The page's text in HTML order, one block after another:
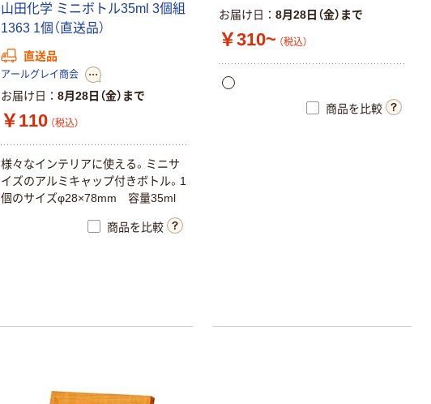
山田化学 ミニボトル35ml 3個組
1363 1個（直送品）
直送品
アールグレイ商会
お届け日 8月28日（金）まで
￥110 （税込）
様々なインテリアに使える。ミニサ
イズのアルミキャップ付きボトル。1
個のサイズφ28×78mm 容量35ml
商品を比較
お届け日 8月28日（金）まで
￥310~ （税込）
商品を比較